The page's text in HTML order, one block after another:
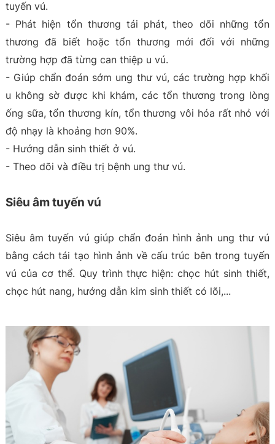
tuyến vú.
- Phát hiện tổn thương tái phát, theo dõi những tổn
thương đã biết hoặc tổn thương mới đối với những
trường hợp đã từng can thiệp u vú.
- Giúp chẩn đoán sớm ung thư vú, các trường hợp khối
u không sờ được khi khám, các tổn thương trong lòng
ống sữa, tổn thương kín, tổn thương vôi hóa rất nhỏ với
độ nhạy là khoảng hơn 90%.
- Hướng dẫn sinh thiết ở vú.
- Theo dõi và điều trị bệnh ung thư vú.
Siêu âm tuyến vú
Siêu âm tuyến vú giúp chẩn đoán hình ảnh ung thư vú
bằng cách tái tạo hình ảnh về cấu trúc bên trong tuyến
vú của cơ thể. Quy trình thực hiện: chọc hút sinh thiết,
chọc hút nang, hướng dẫn kim sinh thiết có lõi,...